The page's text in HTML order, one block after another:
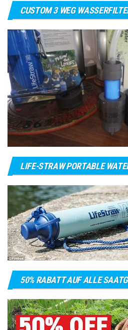
CUSTOM 3 WEG
LIFE-STRAW PORTABLE
50% RABATT AUF ALLE